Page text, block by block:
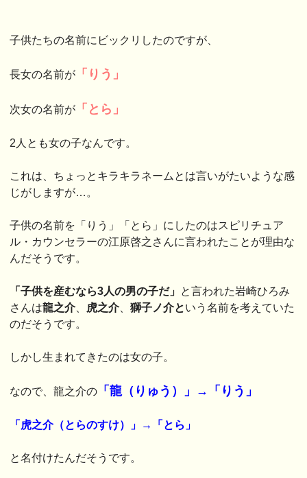
子供たちの名前にビックリしたのですが、
長女の名前が 「りう」
次女の名前が 「とら」
2人とも女の子なんです。
これは、ちょっとキラキラネームとは言いがたいような感
じがしますが…。
子供の名前を「りう」「とら」にしたのはスピリチュア
ル・カウンセラーの江原啓之さんに言われたことが理由な
んだそうです。
「子供を産むなら3人の男の子だ」 と言われた岩崎ひろみ
さんは龍之介、 虎之介、獅子ノ介という名前を考えていた
のだそうです。
しかし生まれてきたのは女の子。
なので、龍之介の 「龍（りゅう）」→「りう」
「虎之介（とらのすけ）」→「とら」
と名付けたんだそうです。